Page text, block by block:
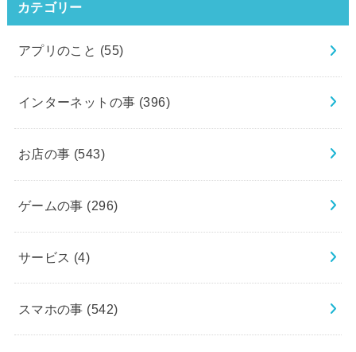
カテゴリー
アプリのこと (55)
インターネットの事 (396)
お店の事 (543)
ゲームの事 (296)
サービス (4)
スマホの事 (542)